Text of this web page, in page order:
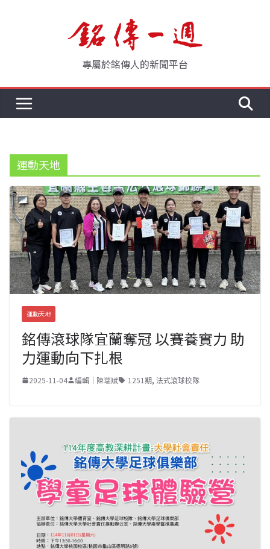
專屬於銘傳人的新聞平台
運動天地
運動天地
銘傳滾球隊宜蘭奪冠 以賽養實力 助
力運動向下扎根
2025-11-04 編輯｜陳瑞斌 1251期, 法式滾球校隊